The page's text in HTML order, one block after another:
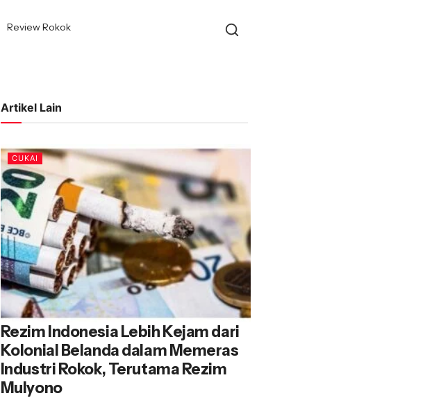
Review Rokok
Artikel Lain
CUKAI
Rezim Indonesia Lebih Kejam dari
Kolonial Belanda dalam Memeras
Industri Rokok, Terutama Rezim
Mulyono